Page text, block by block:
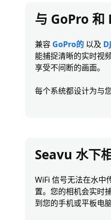
与 GoPro 和
兼容 GoPro的 以及
能捕捉清晰的实时视
享受不间断的画面。
每个系统都设计为与
Seavu 水下
WiFi 信号无法在水中
置。您的相机会实时
到您的手机或平板电脑